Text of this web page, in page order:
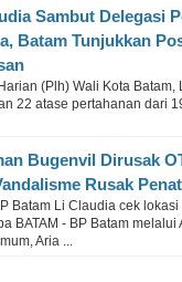
Sambut Delegasi
Batam Tunjukkan
(Plh) Wali Kota
22 atase pertahanan dari
Bugenvil Dirusak
Rusak
Batam Li Claudia cek
BATAM - BP Batam melalui
Aria ...